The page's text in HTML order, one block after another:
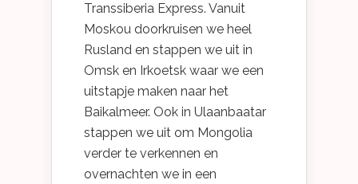
Transsiberia Express. Vanuit
Moskou doorkruisen we heel
Rusland en stappen we uit in
Omsk en Irkoetsk waar we een
uitstapje maken naar het
Baikalmeer. Ook in Ulaanbaatar
stappen we uit om Mongolia
verder te verkennen en
overnachten we in een